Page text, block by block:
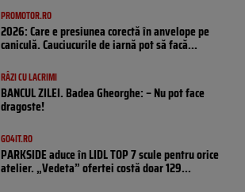
PROMOTOR.RO
2026: Care e presiunea corectă în anvelope pe
caniculă. Cauciucurile de iarnă pot să facă...
RÂZI CU LACRIMI
BANCUL ZILEI. Badea Gheorghe: – Nu pot face
dragoste!
GO4IT.RO
PARKSIDE aduce în LIDL TOP 7 scule pentru orice
atelier. „Vedeta” ofertei costă doar 129...